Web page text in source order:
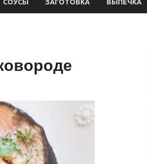
СОУСЫ ЗАГОТОВКА ВЫПЕЧКА